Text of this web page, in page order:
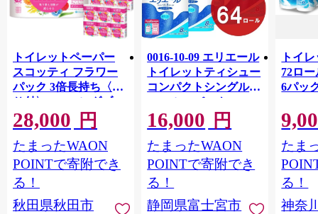
トイレットペーパー
スコッティ フラワー
パック 3倍長持ち〈香
り付〉4ロール(ダブ
ル)×12パック 日用品
最短翌日発送 [スコッ
ティ フラワーパック
トイレットペーパー
日本製紙クレシア] 秋
田県秋田市
28,000 円
たまったWAON
POINTで寄附でき
る！
秋田県秋田市
0016-10-09 エリエール
トイレットティシュー
コンパクトシングル 8
ロール×8パック 64ロ
ール 1.5倍巻 82.5m
トイレットペーパー
シングル パルプ100％
香りつき 日用品 消耗
品 備蓄
16,000 円
たまったWAON
POINTで寄附でき
る！
静岡県富士宮市
トイ
72ロ
6パッ
FSCリ
長巻タ
100％
防災
ペー
川県
トペー
たま
る！
神奈